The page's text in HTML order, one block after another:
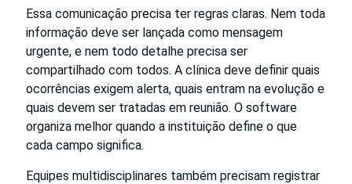
Essa comunicação precisa ter regras claras. Nem toda
informação deve ser lançada como mensagem
urgente, e nem todo detalhe precisa ser
compartilhado com todos. A clínica deve definir quais
ocorrências exigem alerta, quais entram na evolução e
quais devem ser tratadas em reunião. O software
organiza melhor quando a instituição define o que
cada campo significa.
Equipes multidisciplinares também precisam registrar